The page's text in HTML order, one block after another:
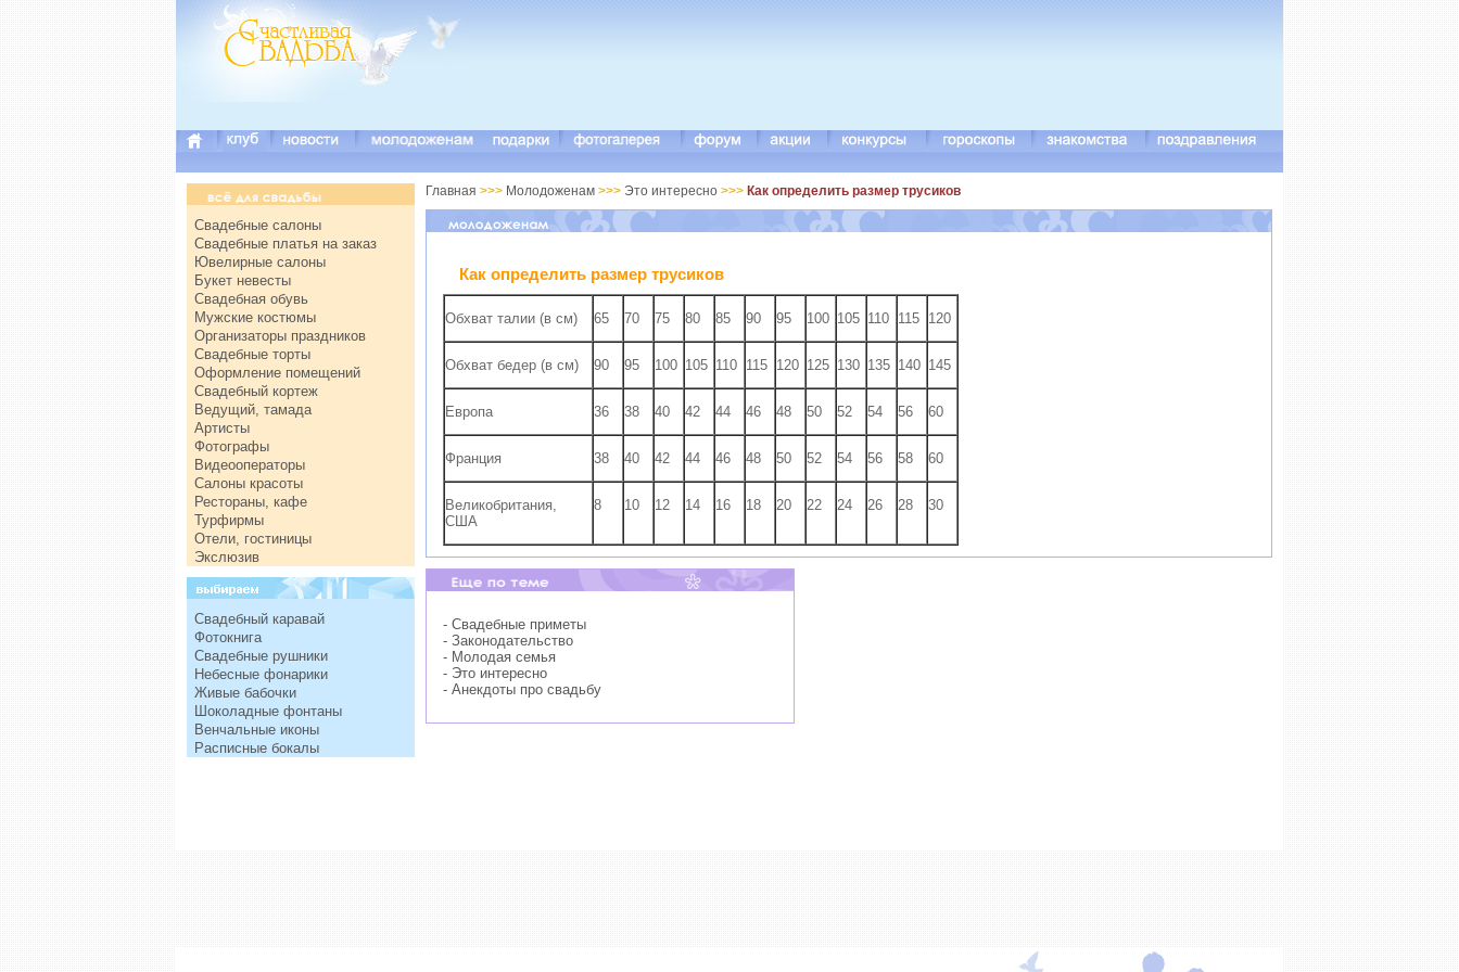
Свадебные салоны
Свадебные платья на заказ
Ювелирные салоны
Букет невесты
Свадебная обувь
Мужские костюмы
Организаторы праздников
Свадебные торты
Оформление помещений
Свадебный кортеж
Ведущий, тамада
Артисты
Фотографы
Видеооператоры
Салоны красоты
Рестораны, кафе
Турфирмы
Отели, гостиницы
Экслюзив
Свадебный каравай
Фотокнига
Свадебные рушники
Небесные фонарики
Живые бабочки
Шоколадные фонтаны
Венчальные иконы
Расписные бокалы
Главная >>> Молодоженам >>> Это интересно >>> Как определить размер трусиков
Как определить размер трусиков
Обхват талии (в см) 65 70 75 80 85 90 95 100 105 110 115 120
Обхват бедер (в см) 90 95 100 105 110 115 120 125 130 135 140 145
Европа 36 38 40 42 44 46 48 50 52 54 56 60
Франция 38 40 42 44 46 48 50 52 54 56 58 60
Великобритания,
США
8 10 12 14 16 18 20 22 24 26 28 30
- Свадебные приметы
- Законодательство
- Молодая семья
- Это интересно
- Анекдоты про свадьбу